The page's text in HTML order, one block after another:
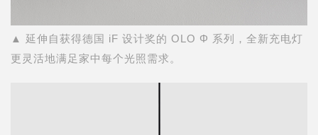
▲ 延伸自获得德国 iF 设计奖的 OLO Φ 系列，全新充电灯
更灵活地满足家中每个光照需求。